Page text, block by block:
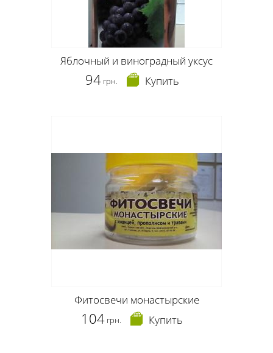
Яблочный и виноградный уксус
94грн. Купить
Фитосвечи монастырские
104 грн. Купить